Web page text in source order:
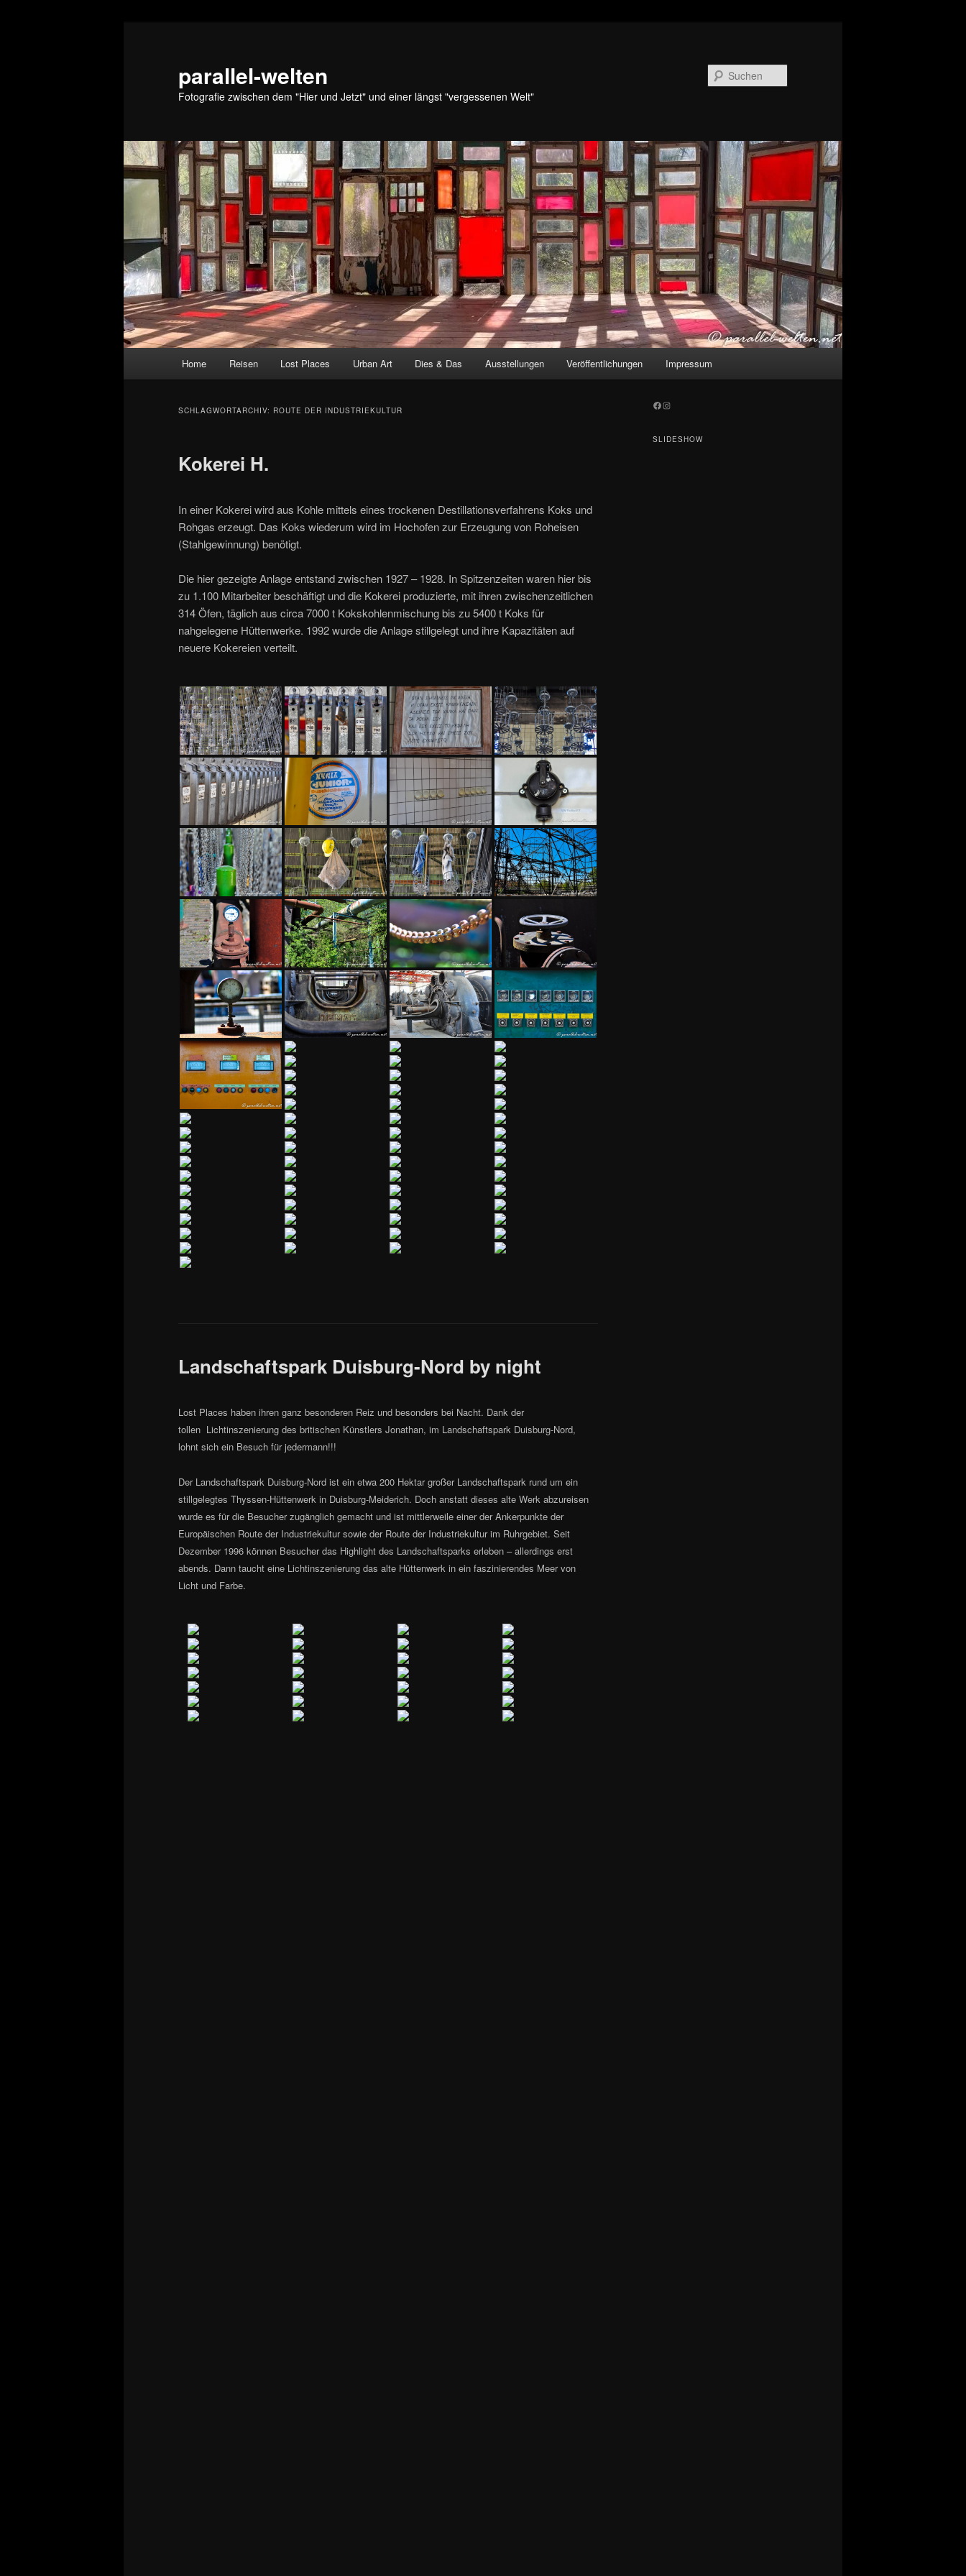
parallel-welten
Fotografie zwischen dem "Hier und Jetzt" und einer längst "vergessenen Welt"
Home Reisen Lost Places Urban Art Dies & Das Ausstellungen Veröffentlichungen Impressum
SCHLAGWORTARCHIV: ROUTE DER INDUSTRIEKULTUR
Kokerei H.
In einer Kokerei wird aus Kohle mittels eines trockenen Destillationsverfahrens Koks und
Rohgas erzeugt. Das Koks wiederum wird im Hochofen zur Erzeugung von Roheisen
(Stahlgewinnung) benötigt.
Die hier gezeigte Anlage entstand zwischen 1927 – 1928. In Spitzenzeiten waren hier bis
zu 1.100 Mitarbeiter beschäftigt und die Kokerei produzierte, mit ihren zwischenzeitlichen
314 Öfen, täglich aus circa 7000 t Kokskohlenmischung bis zu 5400 t Koks für
nahgelegene Hüttenwerke. 1992 wurde die Anlage stillgelegt und ihre Kapazitäten auf
neuere Kokereien verteilt.
Landschaftspark Duisburg-Nord by night
Lost Places haben ihren ganz besonderen Reiz und besonders bei Nacht. Dank der
tollen Lichtinszenierung des britischen Künstlers Jonathan, im Landschaftspark Duisburg-Nord,
lohnt sich ein Besuch für jedermann!!!
Der Landschaftspark Duisburg-Nord ist ein etwa 200 Hektar großer Landschaftspark rund um ein
stillgelegtes Thyssen-Hüttenwerk in Duisburg-Meiderich. Doch anstatt dieses alte Werk abzureisen
wurde es für die Besucher zugänglich gemacht und ist mittlerweile einer der Ankerpunkte der
Europäischen Route der Industriekultur sowie der Route der Industriekultur im Ruhrgebiet. Seit
Dezember 1996 können Besucher das Highlight des Landschaftsparks erleben – allerdings erst
abends. Dann taucht eine Lichtinszenierung das alte Hüttenwerk in ein faszinierendes Meer von
Licht und Farbe.
Facebook
Instagram
SLIDESHOW